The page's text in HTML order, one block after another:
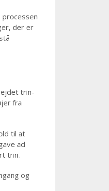
der er
trin-
fra
til at
ad
trin.
og